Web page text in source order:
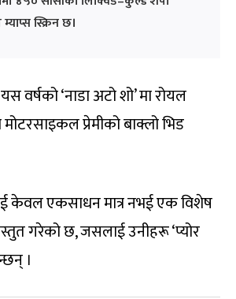
स्क्रिन छ।
वर्षको ‘नाडा अटो शो’ मा रोयल
प्रेमीको बाक्लो भिड
केवल एकसाधन मात्र नभई एक विशेष
गरेको छ, जसलाई उनीहरू ‘प्योर
।